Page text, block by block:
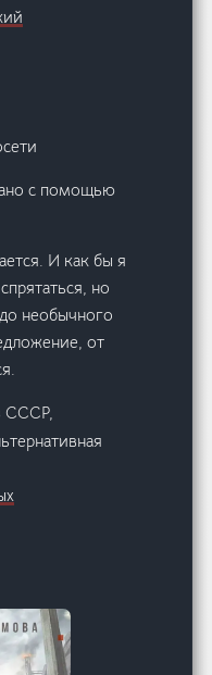
с помощью
И как бы я
но
необычного
от
СССР,